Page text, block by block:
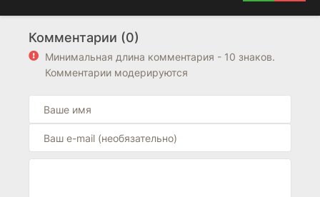
Комментарии (0)
Минимальная длина комментария - 10 знаков.
Комментарии модерируются